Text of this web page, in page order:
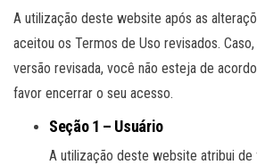
A utilização deste website após as
aceitou os Termos de Uso revisados.
versão revisada, você não esteja de
favor encerrar o seu acesso.
Seção 1 – Usuário
A utilização deste website atribui de